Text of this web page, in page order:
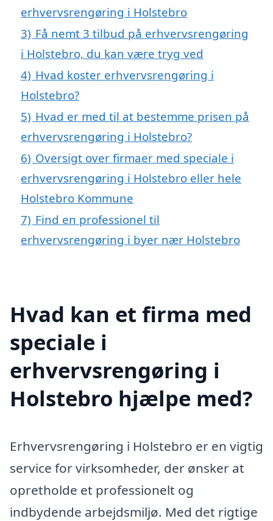
erhvervsrengøring i Holstebro
3) Få nemt 3 tilbud på erhvervsrengøring
i Holstebro, du kan være tryg ved
4) Hvad koster erhvervsrengøring i
Holstebro?
5) Hvad er med til at bestemme prisen på
erhvervsrengøring i Holstebro?
6) Oversigt over firmaer med speciale i
erhvervsrengøring i Holstebro eller hele
Holstebro Kommune
7) Find en professionel til
erhvervsrengøring i byer nær Holstebro
Hvad kan et firma med
speciale i
erhvervsrengøring i
Holstebro hjælpe med?
Erhvervsrengøring i Holstebro er en vigtig
service for virksomheder, der ønsker at
opretholde et professionelt og
indbydende arbejdsmiljø. Med det rigtige